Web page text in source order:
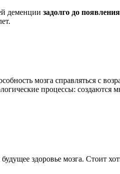
деменции задолго до
мозга справляться с
процессы: создаются
здоровье мозга. Стоит